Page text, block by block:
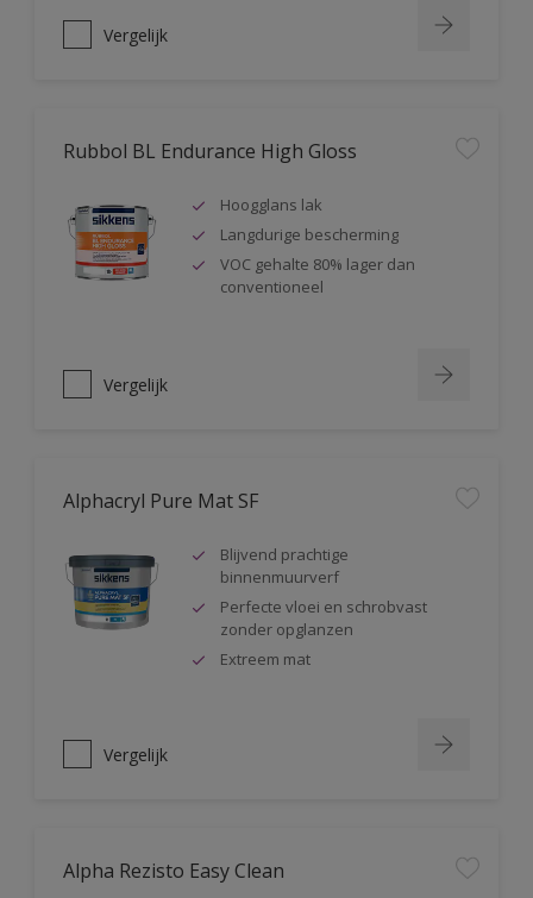
Vergelijk
Rubbol BL Endurance High Gloss
Hoogglans lak
Langdurige bescherming
VOC gehalte 80% lager dan
conventioneel
Vergelijk
Alphacryl Pure Mat SF
Blijvend prachtige
binnenmuurverf
Perfecte vloei en schrobvast
zonder opglanzen
Extreem mat
Vergelijk
Alpha Rezisto Easy Clean